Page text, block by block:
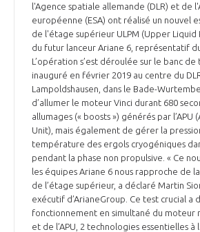
NOTRE HISTOIRE
L’ÉQUIPE DU GIFAS
NOS RÉSEAUX À L'INTERNATIONAL
GEADS
COMITÉ AERO PME
STARTAIR
COMMISSIONS ET COMITÉS
ACCOMPAGNEMENT DE NOS
LES PROGRAMMES DU GIFAS
UN ÉCOSYSTÈME INTÉGRÉ ET COHÉRENT
POURQUOI DEVENIR MEMBRE ?
LA MÉDIATION
LA MÉDIATION DANS LA FILIÈRE
LE MÉDIATEUR DE LA FILIÈRE AÉRONAUTIQUE
MÉDIATION ET CHARTE D’ENGAGEMENT
CLIENTS ET
LE SALON DU BOURGET
L'OBSERVATOIRE
CHIFFRES CLÉS
l'Agence spatiale allemande (DLR) et de
européenne (ESA) ont réalisé un nouvel
de l'étage supérieur ULPM (Upper Liquid
du futur lanceur Ariane 6, représentatif
L’opération s’est déroulée sur le banc de
inauguré en février 2019 au centre du
Lampoldshausen, dans le Bade-
d’allumer le moteur Vinci durant 680
allumages (« boosts ») générés par l’APU
Unit), mais également de gérer la
température des ergols cryogéniques
pendant la phase non propulsive. « Ce
les équipes Ariane 6 nous rapproche de
de l’étage supérieur, a déclaré Martin
exécutif d’ArianeGroup. Ce test crucial
fonctionnement en simultané du moteur
et de l’APU, 2 technologies essentielles à
Découvrez les avantages
Rencontres, salons, données
programmes ...
DEMANDE D’ADHÉSION